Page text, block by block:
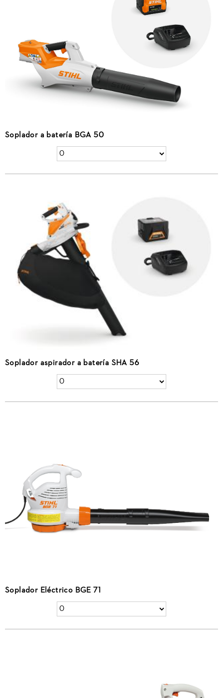
Soplador a batería BGA 50
Soplador aspirador a batería SHA 56
Soplador Eléctrico BGE 71